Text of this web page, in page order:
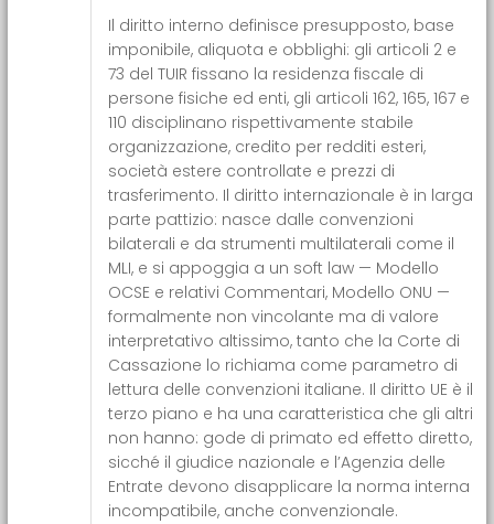
Il diritto interno definisce presupposto, base
imponibile, aliquota e obblighi: gli articoli 2 e
73 del TUIR fissano la residenza fiscale di
persone fisiche ed enti, gli articoli 162, 165, 167 e
110 disciplinano rispettivamente stabile
organizzazione, credito per redditi esteri,
società estere controllate e prezzi di
trasferimento. Il diritto internazionale è in larga
parte pattizio: nasce dalle convenzioni
bilaterali e da strumenti multilaterali come il
MLI, e si appoggia a un soft law — Modello
OCSE e relativi Commentari, Modello ONU —
formalmente non vincolante ma di valore
interpretativo altissimo, tanto che la Corte di
Cassazione lo richiama come parametro di
lettura delle convenzioni italiane. Il diritto UE è il
terzo piano e ha una caratteristica che gli altri
non hanno: gode di primato ed effetto diretto,
sicché il giudice nazionale e l’Agenzia delle
Entrate devono disapplicare la norma interna
incompatibile, anche convenzionale.